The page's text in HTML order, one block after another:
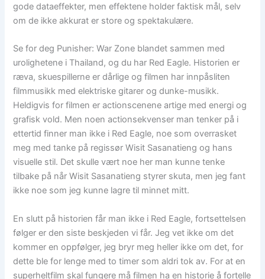
gode dataeffekter, men effektene holder faktisk mål, selv
om de ikke akkurat er store og spektakulære.
Se for deg Punisher: War Zone blandet sammen med
urolighetene i Thailand, og du har Red Eagle. Historien er
ræva, skuespillerne er dårlige og filmen har innpåsliten
filmmusikk med elektriske gitarer og dunke-musikk.
Heldigvis for filmen er actionscenene artige med energi og
grafisk vold. Men noen actionsekvenser man tenker på i
ettertid finner man ikke i Red Eagle, noe som overrasket
meg med tanke på regissør Wisit Sasanatieng og hans
visuelle stil. Det skulle vært noe her man kunne tenke
tilbake på når Wisit Sasanatieng styrer skuta, men jeg fant
ikke noe som jeg kunne lagre til minnet mitt.
En slutt på historien får man ikke i Red Eagle, fortsettelsen
følger er den siste beskjeden vi får. Jeg vet ikke om det
kommer en oppfølger, jeg bryr meg heller ikke om det, for
dette ble for lenge med to timer som aldri tok av. For at en
superheltfilm skal fungere må filmen ha en historie å fortelle